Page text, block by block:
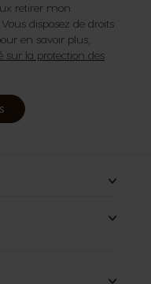
retirer mon
disposez de droits
en savoir plus,
sur la protection des